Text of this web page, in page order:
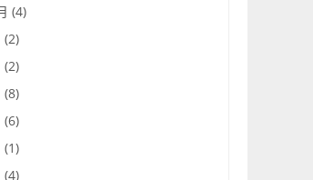
(4)
(2)
(2)
(8)
(6)
(1)
(4)